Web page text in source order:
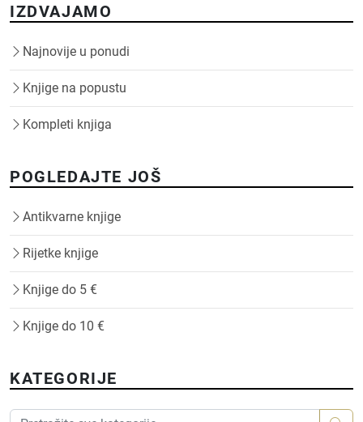
IZDVAJAMO
Najnovije u ponudi
Knjige na popustu
Kompleti knjiga
POGLEDAJTE JOŠ
Antikvarne knjige
Rijetke knjige
Knjige do 5 €
Knjige do 10 €
KATEGORIJE